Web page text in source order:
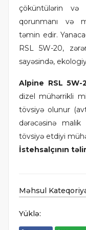
çöküntülərin və
qorunmanı və
təmin edir.
RSL 5W-20,
sayəsində,
Alpine RSL 5W-
dizel mühərrikli
tövsiyə olunur
dərəcəsinə
tövsiyə etdiyi
İstehsalçının
Məhsul
Yüklə: